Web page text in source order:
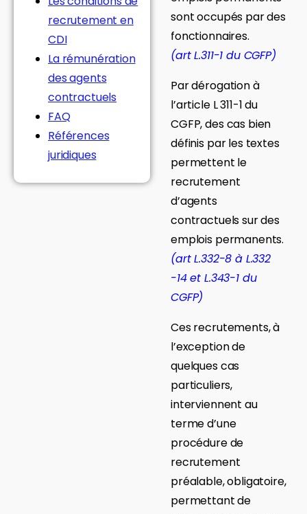
recrutement en
CDI
La rémunération
des agents
contractuels
FAQ
Références
juridiques
sont occupés par des
fonctionnaires.
(art L.311-1 du CGFP)
Par dérogation à
l’article L 311-1 du
CGFP, des cas bien
définis par les textes
permettent le
recrutement
d’agents
contractuels sur des
emplois permanents.
(art L.332-8 à L.332
-14 et L.343-1 du
CGFP)
Ces recrutements, à
l’exception de
quelques cas
particuliers,
interviennent au
terme d’une
procédure de
recrutement
préalable, obligatoire,
permettant de